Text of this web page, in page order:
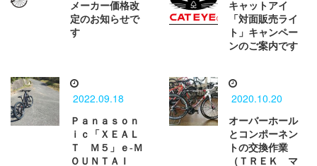
メーカー価格改
定のお知らせで
す
キャットアイ
「対面販売ライ
ト」キャンペー
ンのご案内です
2022.09.18
Ｐａｎａｓｏｎ
ｉｃ「ＸＥＡＬ
Ｔ Ｍ５」ｅ-Ｍ
ＯＵＮＴＡＩ
2020.10.20
オーバーホール
とコンポーネン
トの交換作業
（ＴＲＥＫ マ